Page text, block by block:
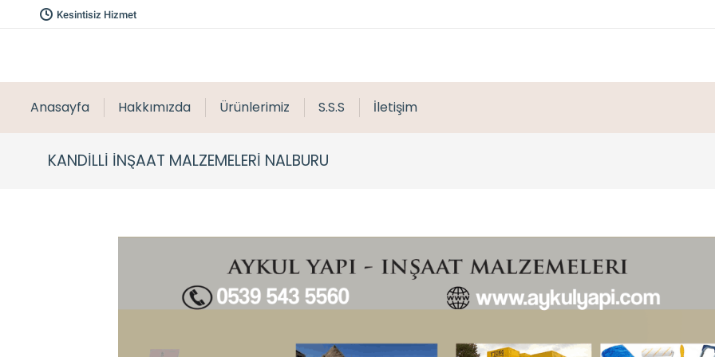
Kesintisiz Hizmet
Anasayfa Hakkımızda Ürünlerimiz S.S.S İletişim
KANDILLI İNŞAAT MALZEMELERI NALBURU